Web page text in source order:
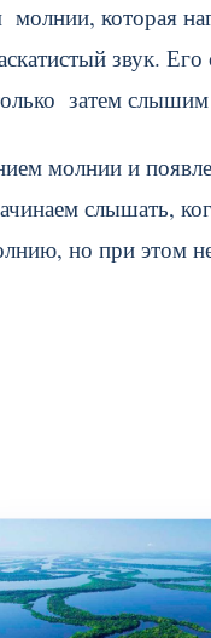
которая
звук. Его
затем
молнии и
слышать,
но при этом